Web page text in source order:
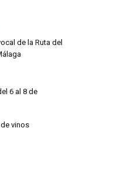
de la Ruta del
6 al 8 de
vinos